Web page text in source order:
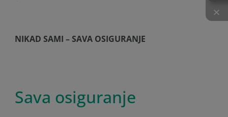
NIKAD SAMI – SAVA OSIGURANJE
Sava osiguranje
×